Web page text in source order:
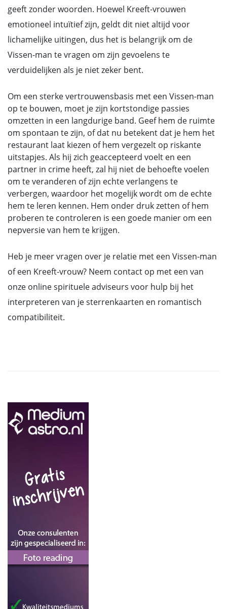
geeft zonder woorden. Hoewel Kreeft-vrouwen
emotioneel intuïtief zijn, geldt dit niet altijd voor
lichamelijke uitingen, dus het is belangrijk om de
Vissen-man te vragen om zijn gevoelens te
verduidelijken als je niet zeker bent.
Om een sterke vertrouwensbasis met een Vissen-man
op te bouwen, moet je zijn kortstondige passies
omzetten in een langdurige band. Geef hem de ruimte
om spontaan te zijn, of dat nu betekent dat je hem het
restaurant laat kiezen of hem vergezelt op riskante
uitstapjes. Als hij zich geaccepteerd voelt en een
partner in crime heeft, zal hij niet de behoefte voelen
om te veranderen of zijn echte verlangens te
verbergen, waardoor het mogelijk wordt om de echte
hem te leren kennen. Hem onder druk zetten of hem
proberen te controleren is een goede manier om een
nepversie van hem te krijgen.
Heb je meer vragen over je relatie met een Vissen-man
of een Kreeft-vrouw? Neem contact op met een van
onze online spirituele adviseurs voor hulp bij het
interpreteren van je sterrenkaarten en romantisch
compatibiliteit.